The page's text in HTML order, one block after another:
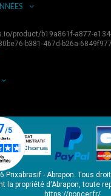
product/b19a861f-a877-
b381-467d-b26a-
Prixabrasif - Abrapon. Tous
la propriété d'Abrapon, toute
https://poncer.fr/